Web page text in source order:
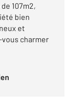
107m2,
bien
et
vous charmer